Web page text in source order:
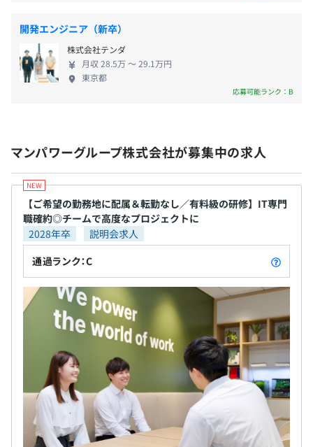
1プロジェクトの単位期間はおよそ6カ月くらいです。
JR 田町駅 芝浦口(東口)からペデストリアンデッキ直結
都営浅草線・三田線 三田駅から徒歩3分
社会保険完備（健康保険・厚生年金加入・雇用保険・労災
保険）
6カ月（条件などの変更はありません）
開発エンジニア（新卒）
株式会社テンダ
月収 28.5万 〜 29.1万円
東京都
応募可能ランク：B
マンパワーグループ株式会社が募集中の求人
【ご希望の勤務地に配属＆転勤なし／有料級の研修】IT専門
職確約◎チームで高度なプロジェクトに
2028年卒
説明会求人
通過ランク：C